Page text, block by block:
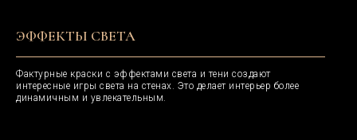
ЭФФЕКТЫ СВЕТА
Фактурные краски с эффектами света и тени создают
интересные игры света на стенах. Это делает интерьер более
динамичным и увлекательным.
г. Самара,
ул. Красноармейская, д. 1,
ТЦ Кубатура, 2 этаж,
Металлическая
Древесная
стр 2 вход 2Б, этаж 1